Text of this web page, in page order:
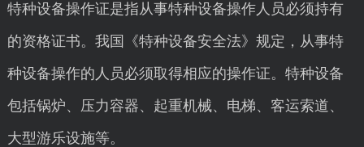
特种设备操作证是指从事特种设备操作人员必须持有
的资格证书。我国《特种设备安全法》规定，从事特
种设备操作的人员必须取得相应的操作证。特种设备
包括锅炉、压力容器、起重机械、电梯、客运索道、
大型游乐设施等。